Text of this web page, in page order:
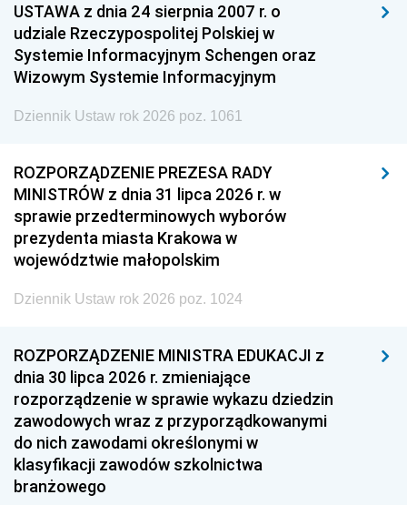
USTAWA z dnia 24 sierpnia 2007 r. o
udziale Rzeczypospolitej Polskiej w
Systemie Informacyjnym Schengen oraz
Wizowym Systemie Informacyjnym
Dziennik Ustaw rok 2026 poz. 1061
ROZPORZĄDZENIE PREZESA RADY
MINISTRÓW z dnia 31 lipca 2026 r. w
sprawie przedterminowych wyborów
prezydenta miasta Krakowa w
województwie małopolskim
Dziennik Ustaw rok 2026 poz. 1024
ROZPORZĄDZENIE MINISTRA EDUKACJI z
dnia 30 lipca 2026 r. zmieniające
rozporządzenie w sprawie wykazu dziedzin
zawodowych wraz z przyporządkowanymi
do nich zawodami określonymi w
klasyfikacji zawodów szkolnictwa
branżowego